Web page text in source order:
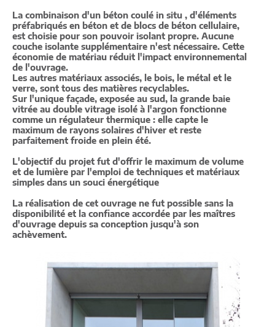
La combinaison d'un béton coulé in situ , d'éléments
préfabriqués en béton et de blocs de béton cellulaire,
est choisie pour son pouvoir isolant propre. Aucune
couche isolante supplémentaire n'est nécessaire. Cette
économie de matériau réduit l'impact environnemental
de l'ouvrage.
Les autres matériaux associés, le bois, le métal et le
verre, sont tous des matières recyclables.
Sur l'unique façade, exposée au sud, la grande baie
vitrée au double vitrage isolé à l'argon fonctionne
comme un régulateur thermique : elle capte le
maximum de rayons solaires d'hiver et reste
parfaitement froide en plein été.
L'objectif du projet fut d'offrir le maximum de volume
et de lumière par l'emploi de techniques et matériaux
simples dans un souci énergétique
La réalisation de cet ouvrage ne fut possible sans la
disponibilité et la confiance accordée par les maîtres
d'ouvrage depuis sa conception jusqu'à son
achèvement.